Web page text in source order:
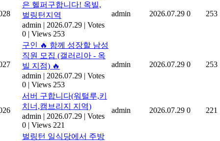
은 헬퍼구합니다! 옥빌,
벌링턴지역
admin | 2026.07.29 | Votes
0 | Views 253
admin 2026.07.29 0 253
구인 🔥 함께 성장할 남성
직원 모집 (갤러리아 - 옥
빌 지점) 🔥
admin | 2026.07.29 | Votes
0 | Views 253
admin 2026.07.29 0 253
서버 구합니다(워털루,키
치너,캠브리지 지역)
admin | 2026.07.29 | Votes
0 | Views 221
admin 2026.07.29 0 221
벌링턴 일식당에서 주방